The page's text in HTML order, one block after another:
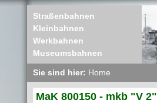
Straßenbahnen
Kleinbahnen
Werkbahnen
Museumsbahnen
Sie sind hier: Home
MaK 800150 - mkb "V 2"